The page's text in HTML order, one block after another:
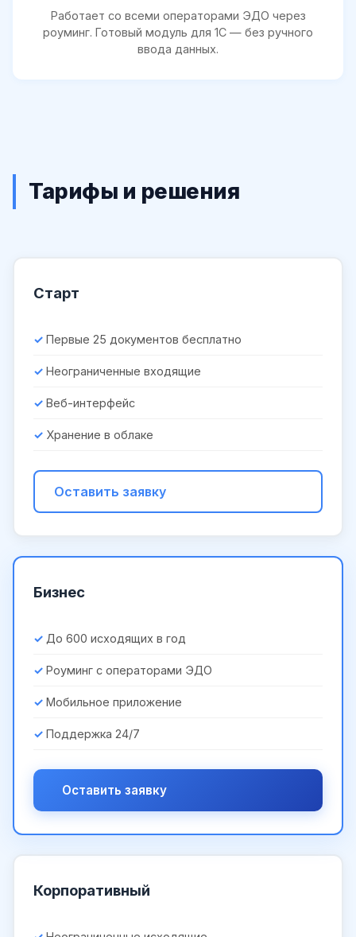
Работает со всеми операторами ЭДО через
роуминг. Готовый модуль для 1С — без ручного
ввода данных.
Тарифы и решения
Старт
Первые 25 документов бесплатно
Неограниченные входящие
Веб-интерфейс
Хранение в облаке
Оставить заявку
Бизнес
До 600 исходящих в год
Роуминг с операторами ЭДО
Мобильное приложение
Поддержка 24/7
Оставить заявку
Корпоративный